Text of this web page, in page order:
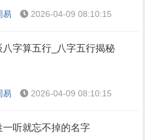
易 2026-04-09 08:10:15
八字算五行_八字五行揭秘
易 2026-04-09 08:10:15
一听就忘不掉的名字